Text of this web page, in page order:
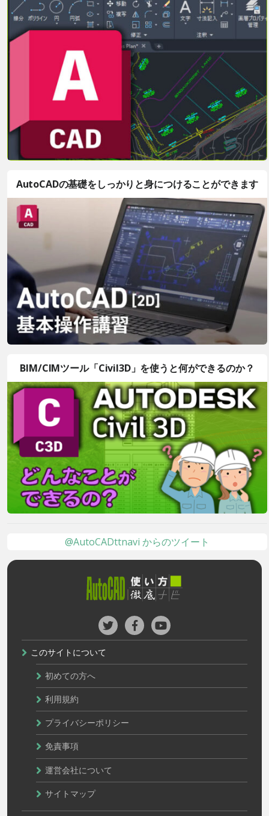
AutoCADの基礎をしっかりと身につけることができます
BIM/CIMツール「Civil3D」を使うと何ができるのか？
@AutoCADttnavi からのツイート
このサイトについて
初めての方へ
利用規約
プライバシーポリシー
免責事項
運営会社について
サイトマップ